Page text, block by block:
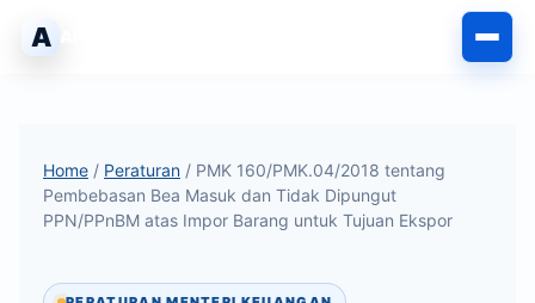
A
Home / Peraturan / PMK 160/PMK.04/2018 tentang
Pembebasan Bea Masuk dan Tidak Dipungut
PPN/PPnBM atas Impor Barang untuk Tujuan Ekspor